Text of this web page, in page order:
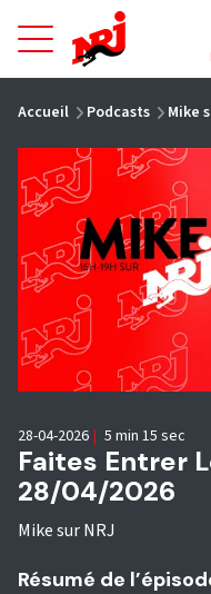
NRJ -
Accueil Podcasts Mike
Faites Entrer
28/04/2026
Mike sur NRJ
28-04-2026 | 5 min 15 sec
Résumé de